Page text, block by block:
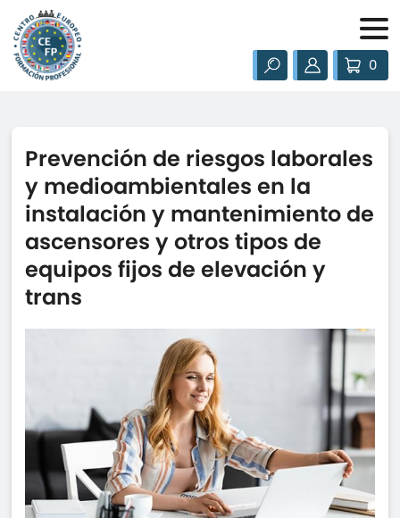
0
Prevención de riesgos laborales
y medioambientales en la
instalación y mantenimiento de
ascensores y otros tipos de
equipos fijos de elevación y
trans